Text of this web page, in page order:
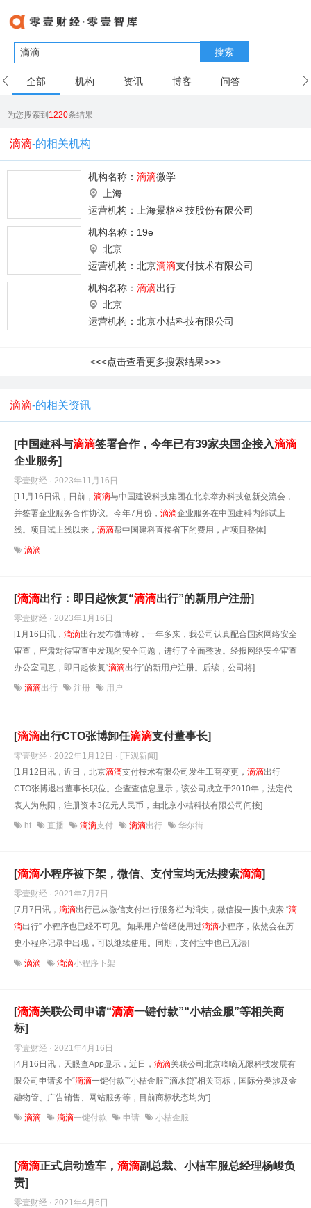
搜索
全部 机构 资讯 博客 问答
为您搜索到1220条结果
滴滴-的相关机构
机构名称： 滴滴微学
上海
运营机构：上海景格科技股份有限公司
机构名称： 19e
北京
运营机构：北京滴滴支付技术有限公司
机构名称： 滴滴出行
北京
运营机构：北京小桔科技有限公司
<<<点击查看更多搜索结果>>>
滴滴-的相关资讯
[中国建科与滴滴签署合作，今年已有39家央国企接入滴滴
企业服务]
零壹财经 · 2023年11月16日
[11月16日讯，日前， 滴滴与中国建设科技集团在北京举办科技创新交流会，
并签署企业服务合作协议。今年7月份， 滴滴企业服务在中国建科内部试上
线。项目试上线以来， 滴滴帮中国建科直接省下的费用，占项目整体]
滴滴
[滴滴出行：即日起恢复“滴滴出行”的新用户注册]
零壹财经 · 2023年1月16日
[1月16日讯， 滴滴出行发布微博称，一年多来，我公司认真配合国家网络安全
审查，严肃对待审查中发现的安全问题，进行了全面整改。经报网络安全审查
办公室同意，即日起恢复“滴滴出行”的新用户注册。后续，公司将]
滴滴出行 注册 用户
[滴滴出行CTO张博卸任滴滴支付董事长]
零壹财经 · 2022年1月12日 · [正观新闻]
[1月12日讯，近日，北京滴滴支付技术有限公司发生工商变更， 滴滴出行
CTO张博退出董事长职位。企查查信息显示，该公司成立于2010年，法定代
表人为焦阳，注册资本3亿元人民币，由北京小桔科技有限公司间接]
ht 直播 滴滴支付 滴滴出行 华尔街
[滴滴小程序被下架，微信、支付宝均无法搜索滴滴]
零壹财经 · 2021年7月7日
[7月7日讯， 滴滴出行已从微信支付出行服务栏内消失，微信搜一搜中搜索 “滴
滴出行” 小程序也已经不可见。如果用户曾经使用过滴滴小程序，依然会在历
史小程序记录中出现，可以继续使用。同期，支付宝中也已无法]
滴滴 滴滴小程序下架
[滴滴关联公司申请“滴滴一键付款”“小桔金服”等相关商
标]
零壹财经 · 2021年4月16日
[4月16日讯，天眼查App显示，近日， 滴滴关联公司北京嘀嘀无限科技发展有
限公司申请多个“滴滴一键付款”“小桔金服”“滴水贷”相关商标，国际分类涉及金
融物管、广告销售、网站服务等，目前商标状态均为“]
滴滴 滴滴一键付款 申请 小桔金服
[滴滴正式启动造车， 滴滴副总裁、小桔车服总经理杨峻负
责]
零壹财经 · 2021年4月6日